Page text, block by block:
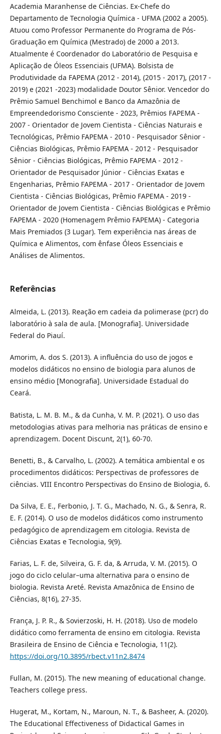
Academia Maranhense de Ciências. Ex-Chefe do
Departamento de Tecnologia Química - UFMA (2002 a 2005).
Atuou como Professor Permanente do Programa de Pós-
Graduação em Química (Mestrado) de 2000 a 2013.
Atualmente é Coordenador do Laboratório de Pesquisa e
Aplicação de Óleos Essenciais (UFMA). Bolsista de
Produtividade da FAPEMA (2012 - 2014), (2015 - 2017), (2017 -
2019) e (2021 -2023) modalidade Doutor Sênior. Vencedor do
Prêmio Samuel Benchimol e Banco da Amazônia de
Empreendedorismo Consciente - 2023, Prêmios FAPEMA -
2007 - Orientador de Jovem Cientista - Ciências Naturais e
Tecnológicas, Prêmio FAPEMA - 2010 - Pesquisador Sênior -
Ciências Biológicas, Prêmio FAPEMA - 2012 - Pesquisador
Sênior - Ciências Biológicas, Prêmio FAPEMA - 2012 -
Orientador de Pesquisador Júnior - Ciências Exatas e
Engenharias, Prêmio FAPEMA - 2017 - Orientador de Jovem
Cientista - Ciências Biológicas, Prêmio FAPEMA - 2019 -
Orientador de Jovem Cientista - Ciências Biológicas e Prêmio
FAPEMA - 2020 (Homenagem Prêmio FAPEMA) - Categoria
Mais Premiados (3 Lugar). Tem experiência nas áreas de
Química e Alimentos, com ênfase Óleos Essenciais e
Análises de Alimentos.
Referências
Almeida, L. (2013). Reação em cadeia da polimerase (pcr) do
laboratório à sala de aula. [Monografia]. Universidade
Federal do Piauí.
Amorim, A. dos S. (2013). A influência do uso de jogos e
modelos didáticos no ensino de biologia para alunos de
ensino médio [Monografia]. Universidade Estadual do
Ceará.
Batista, L. M. B. M., & da Cunha, V. M. P. (2021). O uso das
metodologias ativas para melhoria nas práticas de ensino e
aprendizagem. Docent Discunt, 2(1), 60-70.
Benetti, B., & Carvalho, L. (2002). A temática ambiental e os
procedimentos didáticos: Perspectivas de professores de
ciências. VIII Encontro Perspectivas do Ensino de Biologia, 6.
Da Silva, E. E., Ferbonio, J. T. G., Machado, N. G., & Senra, R.
E. F. (2014). O uso de modelos didáticos como instrumento
pedagógico de aprendizagem em citologia. Revista de
Ciências Exatas e Tecnologia, 9(9).
Farias, L. F. de, Silveira, G. F. da, & Arruda, V. M. (2015). O
jogo do ciclo celular–uma alternativa para o ensino de
biologia. Revista Areté. Revista Amazônica de Ensino de
Ciências, 8(16), 27-35.
França, J. P. R., & Sovierzoski, H. H. (2018). Uso de modelo
didático como ferramenta de ensino em citologia. Revista
Brasileira de Ensino de Ciência e Tecnologia, 11(2).
https://doi.org/10.3895/rbect.v11n2.8474
Fullan, M. (2015). The new meaning of educational change.
Teachers college press.
Hugerat, M., Kortam, N., Maroun, N. T., & Basheer, A. (2020).
The Educational Effectiveness of Didactical Games in